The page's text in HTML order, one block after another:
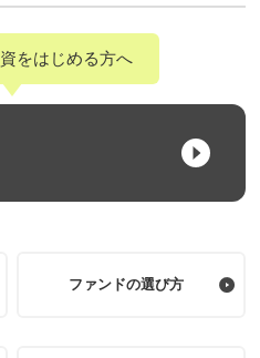
をはじめる方へ
ファンドの選び方